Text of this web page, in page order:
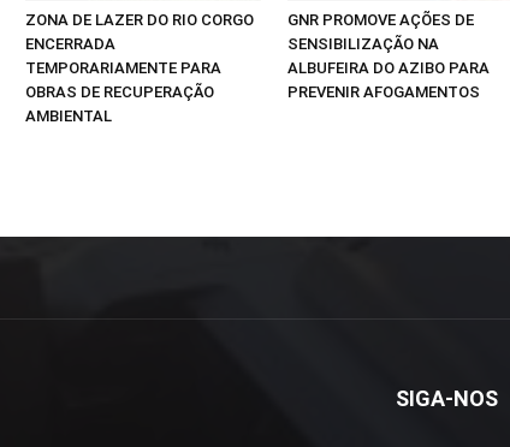
ZONA DE LAZER DO RIO CORGO
ENCERRADA
TEMPORARIAMENTE PARA
OBRAS DE RECUPERAÇÃO
AMBIENTAL
GNR PROMOVE AÇÕES DE
SENSIBILIZAÇÃO NA
ALBUFEIRA DO AZIBO PARA
PREVENIR AFOGAMENTOS
SIGA-NOS